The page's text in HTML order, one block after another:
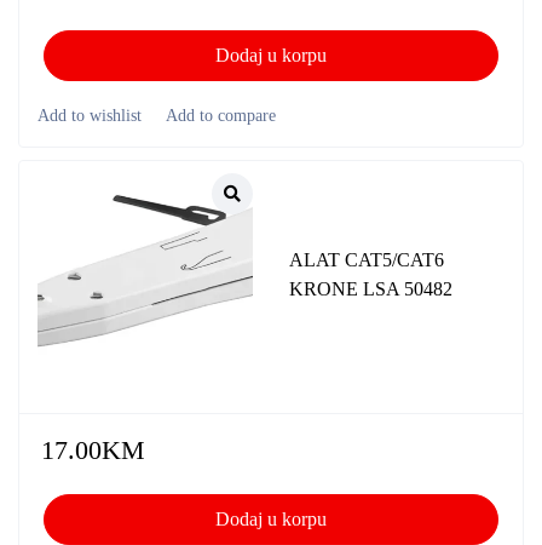
Dodaj u korpu
ALAT CAT5/CAT6
KRONE LSA 50482
17.00KM
Dodaj u korpu